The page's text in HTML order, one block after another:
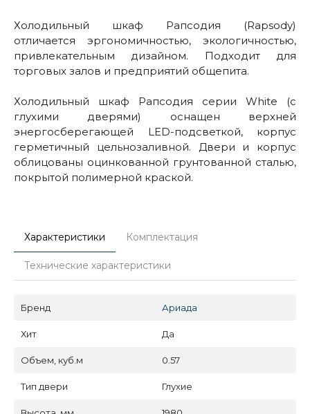
Холодильный шкаф Рапсодия (Rapsody)
отличается эргономичностью, экологичностью,
привлекательным дизайном. Подходит для
торговых залов и предприятий общепита.
Холодильный шкаф Рапсодия серии White (с
глухими дверями) оснащен верхней
энергосберегающей LED-подсветкой, корпус
герметичный цельнозаливной. Двери и корпус
облицованы оцинкованной грунтованной сталью,
покрытой полимерной краской.
Характеристики Комплектация
Технические характеристики
Бренд Ариада
Хит Да
Объем, куб.м 0.57
Тип двери Глухие